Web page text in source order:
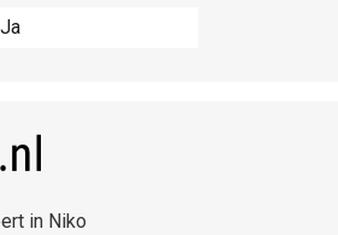
Ja
in Niko